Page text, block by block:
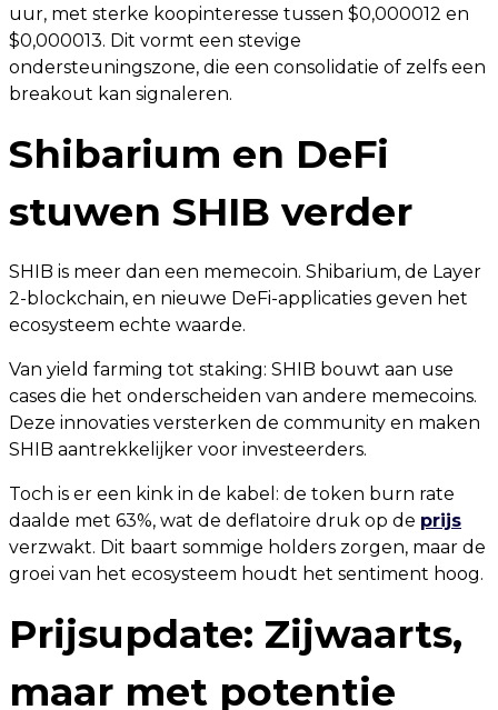
uur, met sterke koopinteresse tussen $0,000012 en
$0,000013. Dit vormt een stevige
ondersteuningszone, die een consolidatie of zelfs een
breakout kan signaleren.
Shibarium en DeFi
stuwen SHIB verder
SHIB is meer dan een memecoin. Shibarium, de Layer
2-blockchain, en nieuwe DeFi-applicaties geven het
ecosysteem echte waarde.
Van yield farming tot staking: SHIB bouwt aan use
cases die het onderscheiden van andere memecoins.
Deze innovaties versterken de community en maken
SHIB aantrekkelijker voor investeerders.
Toch is er een kink in de kabel: de token burn rate
daalde met 63%, wat de deflatoire druk op de prijs
verzwakt. Dit baart sommige holders zorgen, maar de
groei van het ecosysteem houdt het sentiment hoog.
Prijsupdate: Zijwaarts,
maar met potentie